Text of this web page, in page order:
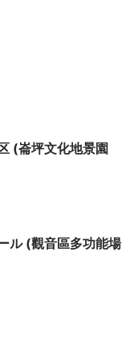
(崙坪文化地景園
ル (觀音區多功能場